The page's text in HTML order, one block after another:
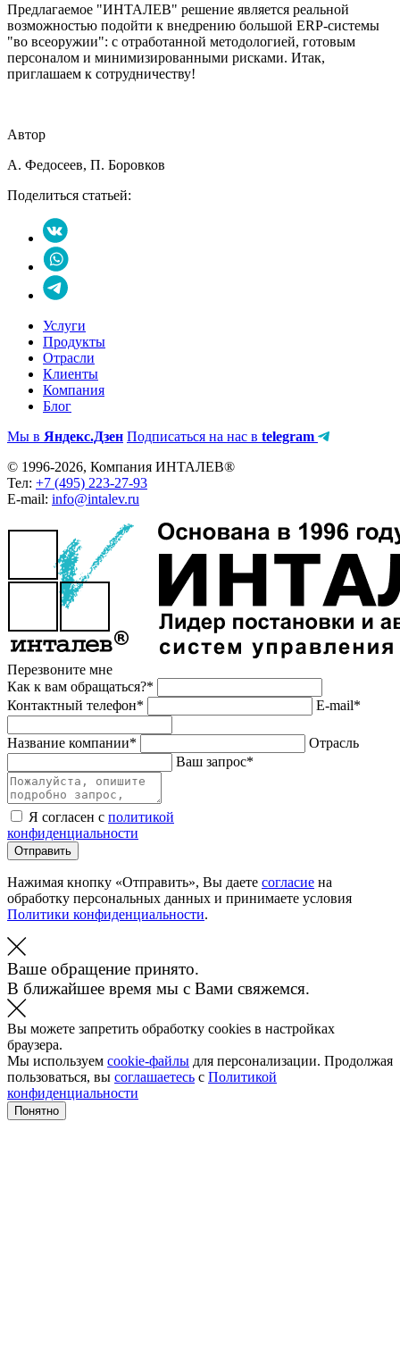
Предлагаемое "ИНТАЛЕВ" решение является реальной
возможностью подойти к внедрению большой ERP-системы
"во всеоружии": с отработанной методологией, готовым
персоналом и минимизированными рисками. Итак,
приглашаем к сотрудничеству!
Автор
А. Федосеев, П. Боровков
Поделиться статьей:
Услуги
Продукты
Отрасли
Клиенты
Компания
Блог
Мы в Яндекс.Дзен Подписаться на нас в telegram
© 1996-2026, Компания ИНТАЛЕВ®
Тел: +7 (495) 223-27-93
E-mail: info@intalev.ru
Перезвоните мне
Как к вам обращаться?*
Контактный телефон*
E-mail*
Название компании*
Отрасль
Ваш запрос*
Я согласен с политикой
конфиденциальности
Отправить
Нажимая кнопку «Отправить», Вы даете согласие на
обработку персональных данных и принимаете условия
Политики конфиденциальности.
Ваше обращение принято.
В ближайшее время мы с Вами свяжемся.
Вы можете запретить обработку cookies в настройках
браузера.
Мы используем cookie-файлы для персонализации. Продолжая
пользоваться, вы соглашаетесь с Политикой
конфиденциальности
Понятно